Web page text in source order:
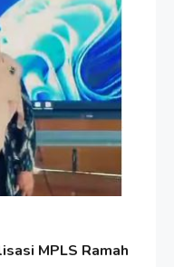
MPLS Ramah